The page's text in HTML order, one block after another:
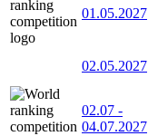
01.05.2027
02.05.2027
02.07 -
04.07.2027